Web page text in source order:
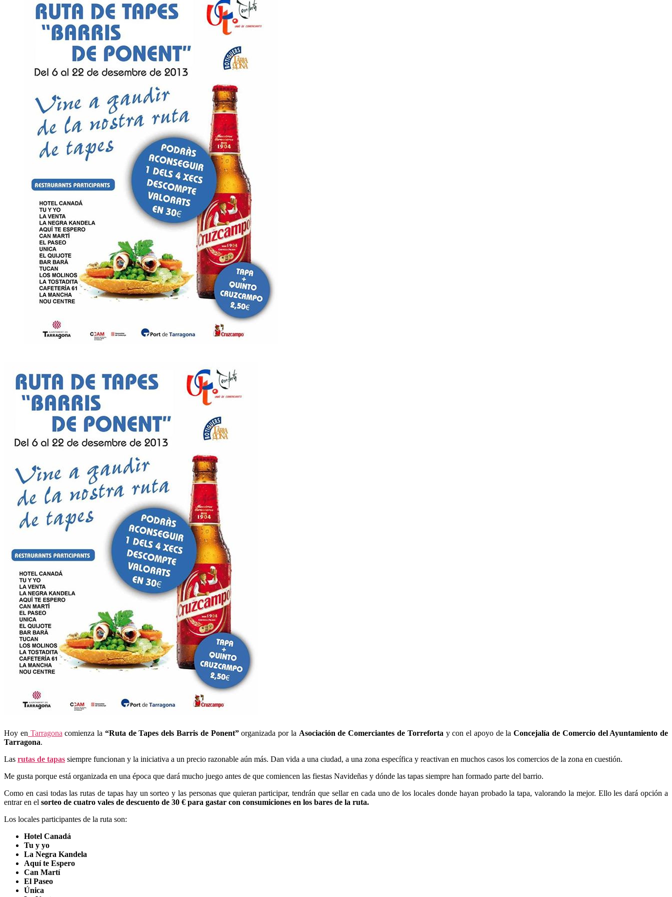
Hoy en Tarragona comienza la “Ruta de Tapes dels Barris de Ponent”organizada por la Asociación de Comerciantes de Torreforta y con el apoyo de laConcejalía de Comercio del Ayuntamiento de
Tarragona.
Las rutas de tapas siempre funcionan y la iniciativa a un precio razonable aún más. Dan vida a una ciudad, a una zona específica y reactivan en muchos casos los comercios de la zona en cuestión.
Me gusta porque está organizada en una época que dará mucho juego antes de que comiencen las fiestas Navideñas y dónde las tapas siempre han formado parte del barrio.
Como en casi todas las rutas de tapas hay un sorteo y las personas que quieran participar, tendrán que sellar en cada uno de los locales donde hayan probado la tapa, valorando la mejor. Ello les dará opción a
entrar en el sorteo de cuatro vales de descuento de 30 € para gastar con consumiciones en los bares de la ruta.
Los locales participantes de la ruta son:
Hotel Canadá
Tu y yo
La Negra Kandela
Aquí te Espero
Can Martí
El Paseo
Única